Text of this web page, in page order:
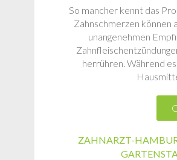
So mancher kennt das
Zahnschmerzen
unangenehmen
herrühren. Während
ZAHNARZT-